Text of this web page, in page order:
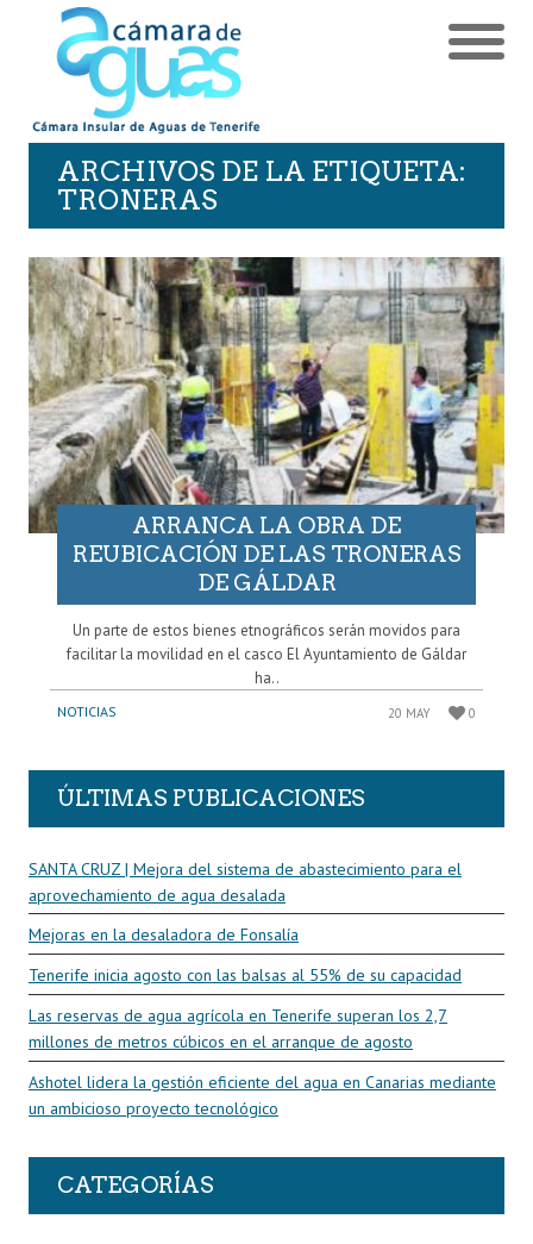
ARCHIVOS DE LA ETIQUETA:
TRONERAS
ARRANCA LA OBRA DE
REUBICACIÓN DE LAS TRONERAS
DE GÁLDAR
Un parte de estos bienes etnográficos serán movidos para
facilitar la movilidad en el casco El Ayuntamiento de Gáldar
ha..
NOTICIAS 20 MAY 0
ÚLTIMAS PUBLICACIONES
SANTA CRUZ | Mejora del sistema de abastecimiento para el
aprovechamiento de agua desalada
Mejoras en la desaladora de Fonsalía
Tenerife inicia agosto con las balsas al 55% de su capacidad
Las reservas de agua agrícola en Tenerife superan los 2,7
millones de metros cúbicos en el arranque de agosto
Ashotel lidera la gestión eficiente del agua en Canarias mediante
un ambicioso proyecto tecnológico
CATEGORÍAS